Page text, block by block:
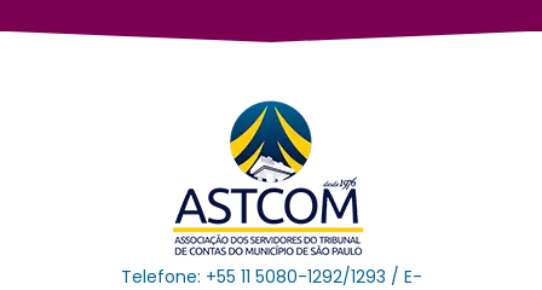
Telefone: +55 11 5080-1292/1293 / E-